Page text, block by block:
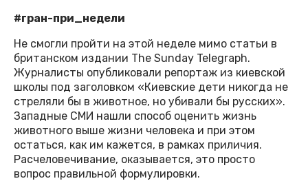
#гран-при_недели
Не смогли пройти на этой неделе мимо статьи в
британском издании The Sunday Telegraph.
Журналисты опубликовали репортаж из киевской
школы под заголовком «Киевские дети никогда не
стреляли бы в животное, но убивали бы русских».
Западные СМИ нашли способ оценить жизнь
животного выше жизни человека и при этом
остаться, как им кажется, в рамках приличия.
Расчеловечивание, оказывается, это просто
вопрос правильной формулировки.